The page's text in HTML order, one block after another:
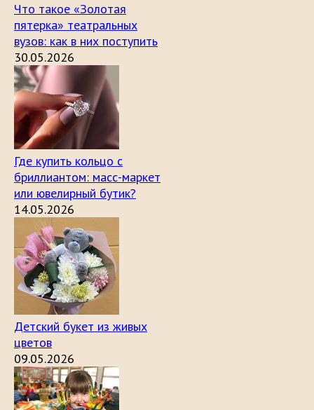
Что такое «Золотая
пятерка» театральных
вузов: как в них поступить
30.05.2026
Где купить кольцо с
бриллиантом: масс-маркет
или ювелирный бутик?
14.05.2026
Детский букет из живых
цветов
09.05.2026